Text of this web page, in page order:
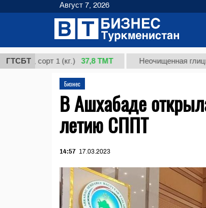
ГТСБТ
сорт 1 (кг.) 37,8 ТМТ Неочищенная
Бизнес
В Ашхабаде
летию СППТ
14:57 17.03.2023
Август 7, 2026